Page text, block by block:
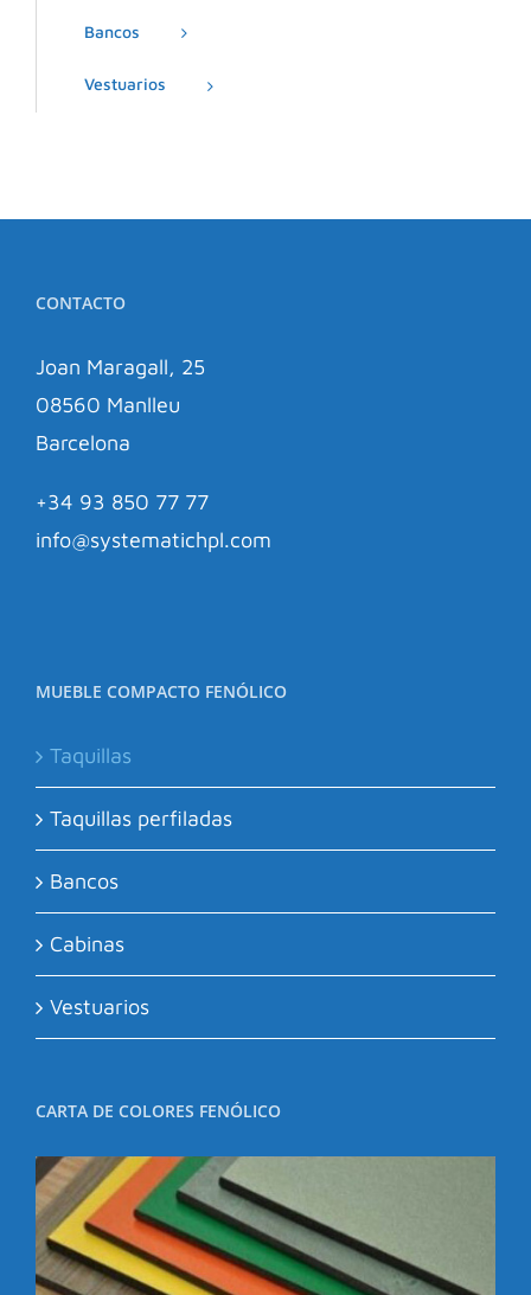
Bancos
Vestuarios
CONTACTO
Joan Maragall, 25
08560 Manlleu
Barcelona
+34 93 850 77 77
info@systematichpl.com
MUEBLE COMPACTO FENÓLICO
Taquillas
Taquillas perfiladas
Bancos
Cabinas
Vestuarios
CARTA DE COLORES FENÓLICO